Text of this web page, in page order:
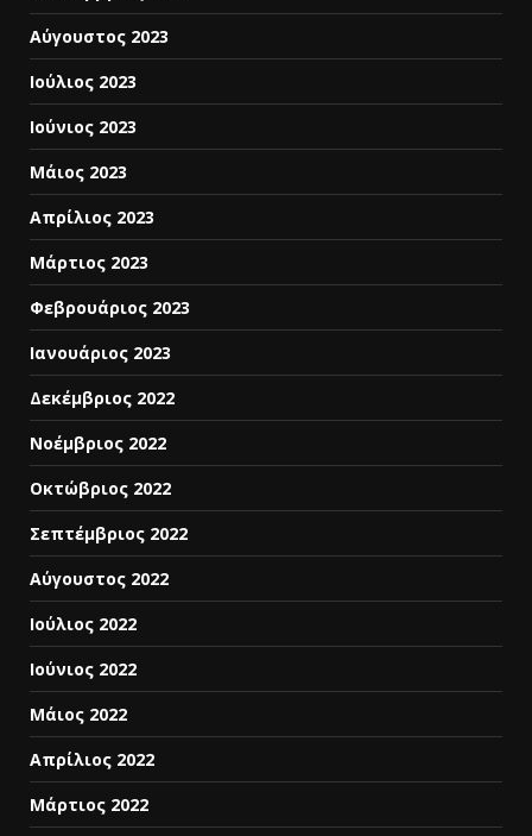
Αύγουστος 2023
Ιούλιος 2023
Ιούνιος 2023
Μάιος 2023
Απρίλιος 2023
Μάρτιος 2023
Φεβρουάριος 2023
Ιανουάριος 2023
Δεκέμβριος 2022
Νοέμβριος 2022
Οκτώβριος 2022
Σεπτέμβριος 2022
Αύγουστος 2022
Ιούλιος 2022
Ιούνιος 2022
Μάιος 2022
Απρίλιος 2022
Μάρτιος 2022